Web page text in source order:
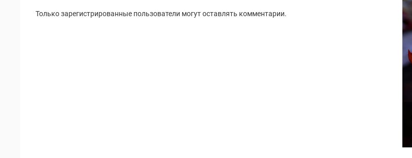
Только зарегистрированные пользователи могут оставлять комментарии.